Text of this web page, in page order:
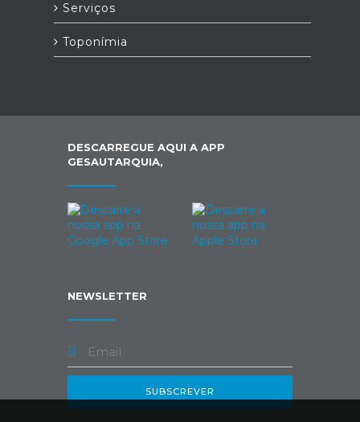
Serviços
Toponímia
DESCARREGUE AQUI A APP
GESAUTARQUIA,
NEWSLETTER
SUBSCREVER